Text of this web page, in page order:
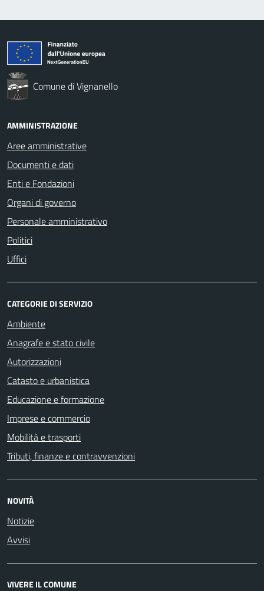
Comune di Vignanello
AMMINISTRAZIONE
Aree amministrative
Documenti e dati
Enti e Fondazioni
Organi di governo
Personale amministrativo
Politici
Uffici
CATEGORIE DI SERVIZIO
Ambiente
Anagrafe e stato civile
Autorizzazioni
Catasto e urbanistica
Educazione e formazione
Imprese e commercio
Mobilità e trasporti
Tributi, finanze e contravvenzioni
NOVITÀ
Notizie
Avvisi
VIVERE IL COMUNE